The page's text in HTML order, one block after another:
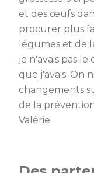
et des œufs
procurer plus
légumes et de
je n'avais pas
que j'avais. On
changements
de la
Valérie.